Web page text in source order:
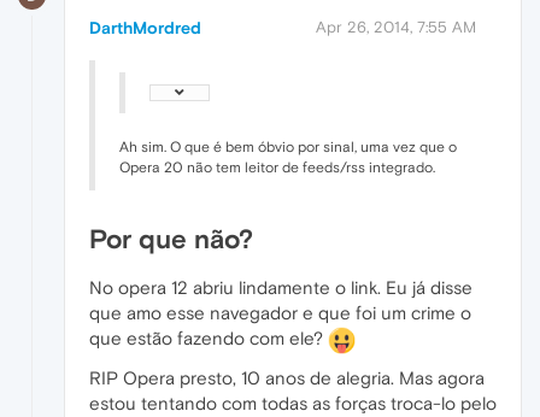
DarthMordred Apr 26, 2014, 7:55 AM
Ah sim. O que é bem óbvio por sinal, uma vez que o
Opera 20 não tem leitor de feeds/rss integrado.
Por que não?
No opera 12 abriu lindamente o link. Eu já disse
que amo esse navegador e que foi um crime o
que estão fazendo com ele?
RIP Opera presto, 10 anos de alegria. Mas agora
estou tentando com todas as forças troca-lo pelo